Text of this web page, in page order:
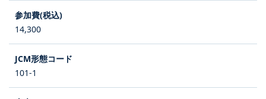
14,300
101-1